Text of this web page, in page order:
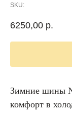
SKU:
6250,00 р.
Зимние шины
комфорт в